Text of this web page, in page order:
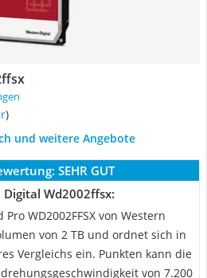
)
und weitere Angebote
SEHR GUT
Wd2002ffsx:
WD2002FFSX von Western
von 2 TB und ordnet sich in
Vergleichs ein. Punkten kann die
von 7.200